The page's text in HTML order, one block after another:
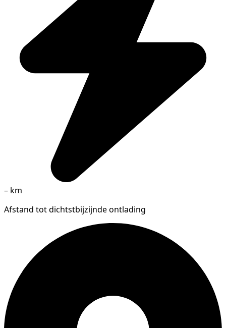
– km
Afstand tot dichtstbijzijnde ontlading